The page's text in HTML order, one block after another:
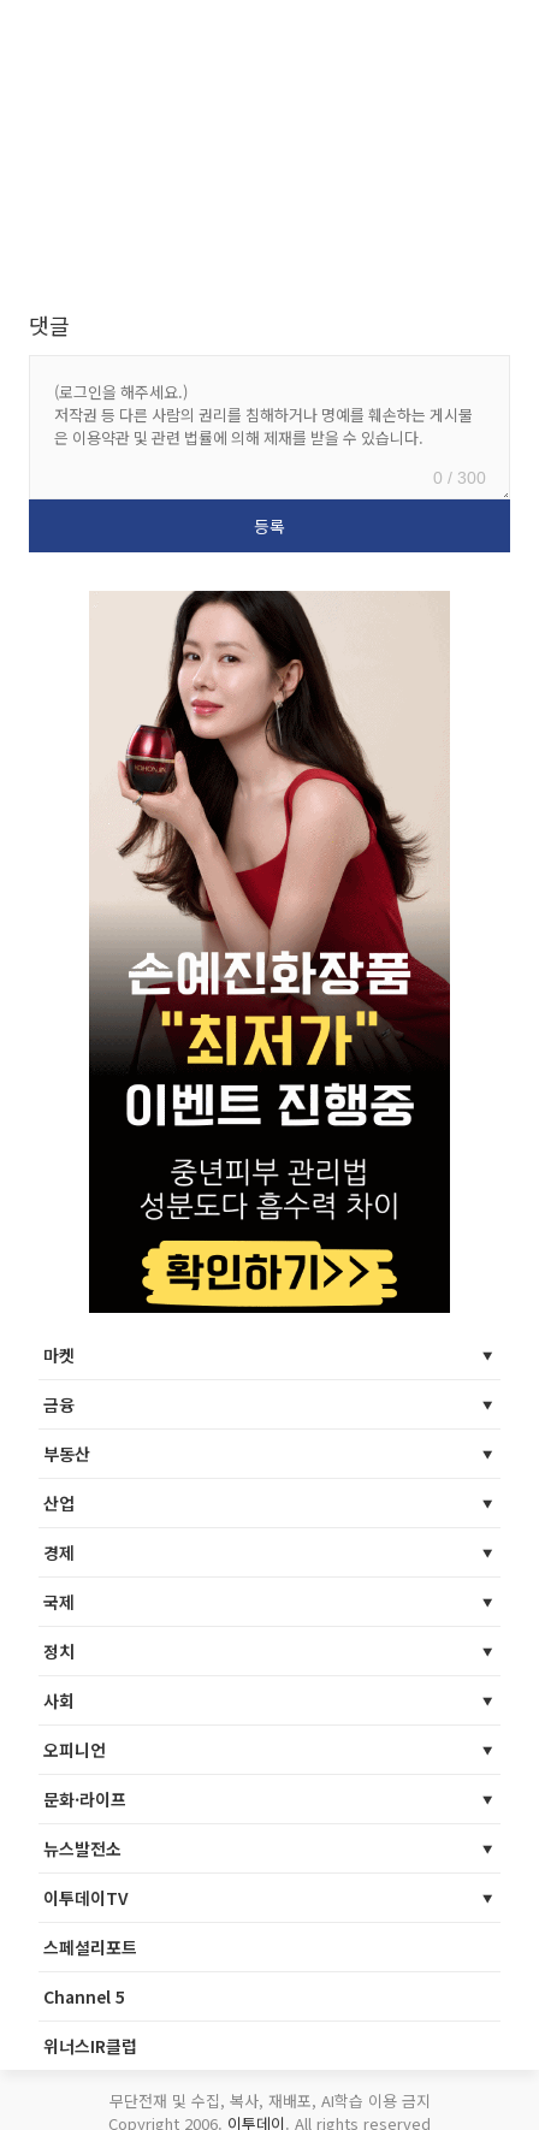
댓글
0 / 300
마켓
금융
부동산
산업
경제
국제
정치
사회
오피니언
문화·라이프
뉴스발전소
이투데이TV
스페셜리포트
Channel 5
위너스IR클럽
무단전재 및 수집, 복사, 재배포, AI학습 이용 금지
Copyright 2006. 이투데이. All rights reserved